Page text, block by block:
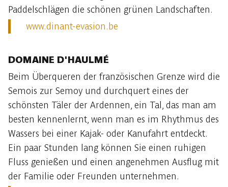
Paddelschlägen die schönen grünen Landschaften.
www.dinant-evasion.be
DOMAINE D'HAULMÉ
Beim Überqueren der französischen Grenze wird die
Semois zur Semoy und durchquert eines der
schönsten Täler der Ardennen, ein Tal, das man am
besten kennenlernt, wenn man es im Rhythmus des
Wassers bei einer Kajak- oder Kanufahrt entdeckt.
Ein paar Stunden lang können Sie einen ruhigen
Fluss genießen und einen angenehmen Ausflug mit
der Familie oder Freunden unternehmen.